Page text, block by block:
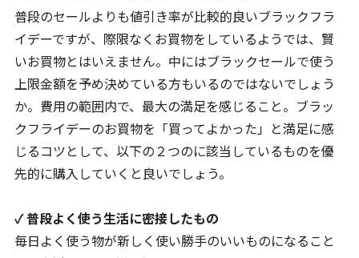
普段のセールよりも値引き率が比較的良いブラックフラ
イデーですが、際限なくお買物をしているようでは、賢
いお買物とはいえません。中にはブラックセールで使う
上限金額を予め決めている方もいるのではないでしょう
か。費用の範囲内で、最大の満足を感じること。ブラッ
クフライデーのお買物を「買ってよかった」と満足に感
じるコツとして、以下の２つのに該当しているものを優
先的に購入していくと良いでしょう。
✓ 普段よく使う生活に密接したもの
毎日よく使う物が新しく使い勝手のいいものになること